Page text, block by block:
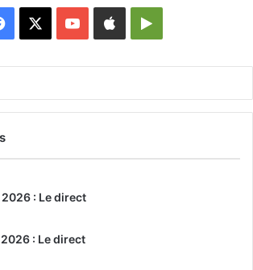
Facebook YouTubeAppleGoogle
: Le direct
: Le direct